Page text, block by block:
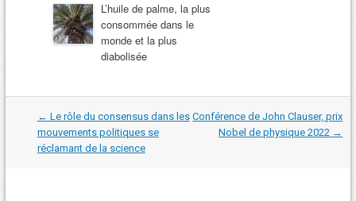
L’huile de palme, la plus
consommée dans le
monde et la plus
diabolisée
Navigation
les
articles
← Le rôle du consensus dans les
mouvements politiques se
réclamant de la science
Conférence de John Clauser, prix
Nobel de physique 2022 →